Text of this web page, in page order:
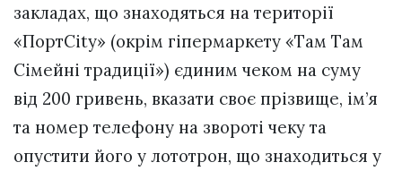
закладах, що знаходяться на території
«ПортCity» (окрім гіпермаркету «Там Там
Сімейні традиції») єдиним чеком на суму
від 200 гривень, вказати своє прізвище, ім’я
та номер телефону на звороті чеку та
опустити його у лототрон, що знаходиться у